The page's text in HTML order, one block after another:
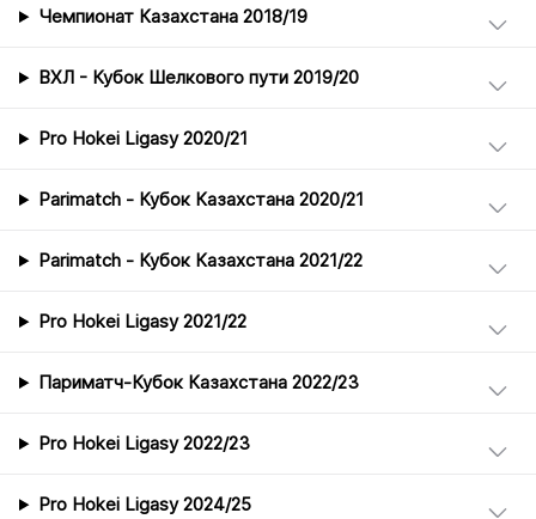
Чемпионат Казахстана 2018/19
ВХЛ - Кубок Шелкового пути 2019/20
Pro Hokei Ligasy 2020/21
Parimatch - Кубок Казахстана 2020/21
Parimatch - Кубок Казахстана 2021/22
Pro Hokei Ligasy 2021/22
Париматч-Кубок Казахстана 2022/23
Pro Hokei Ligasy 2022/23
Pro Hokei Ligasy 2024/25